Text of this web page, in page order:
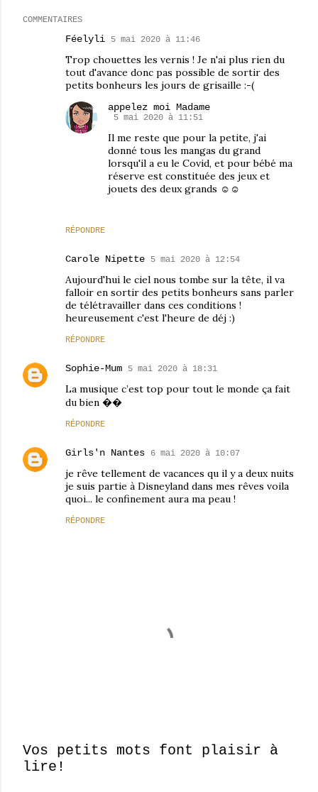
COMMENTAIRES
Féelyli 5 mai 2020 à 11:46
Trop chouettes les vernis ! Je n'ai plus rien du
tout d'avance donc pas possible de sortir des
petits bonheurs les jours de grisaille :-(
RÉPONDRE
appelez moi Madame
5 mai 2020 à 11:51
Il me reste que pour la petite, j'ai
donné tous les mangas du grand
lorsqu'il a eu le Covid, et pour bébé ma
réserve est constituée des jeux et
jouets des deux grands ☺☺
Carole Nipette 5 mai 2020 à 12:54
Aujourd'hui le ciel nous tombe sur la tête, il va
falloir en sortir des petits bonheurs sans parler
de télétravailler dans ces conditions !
heureusement c'est l'heure de déj :)
RÉPONDRE
Sophie-Mum 5 mai 2020 à 18:31
La musique c’est top pour tout le monde ça fait
du bien ��
RÉPONDRE
Girls'n Nantes 6 mai 2020 à 10:07
je rêve tellement de vacances qu il y a deux nuits
je suis partie à Disneyland dans mes rêves voila
quoi... le confinement aura ma peau !
RÉPONDRE
E
Vos petits mots font plaisir à
lire!